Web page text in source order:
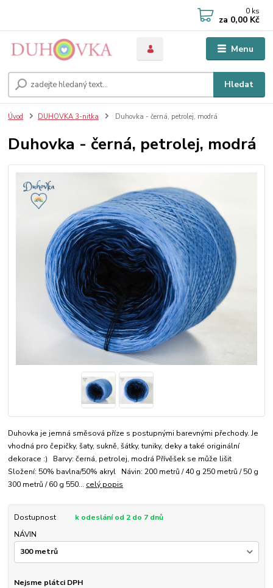
Menu
Hledat
0 ks
za 0,00 Kč
Úvod DUHOVKA 3-nitka Duhovka - černá, petrolej, modrá
Duhovka - černá, petrolej, modrá
Duhovka je jemná směsová příze s postupnými barevnými přechody. Je
vhodná pro čepičky, šaty, sukně, šátky, tuniky, deky a také originální
dekorace :) Barvy: černá, petrolej, modrá Přívěšek se může lišit
Složení: 50% bavlna/50% akryl Návin: 200 metrů / 40 g 250 metrů / 50 g
300 metrů / 60 g 550... celý popis
Dostupnost
k odeslání od 2 do 7 dnů
NÁVIN
Nejsme plátci DPH